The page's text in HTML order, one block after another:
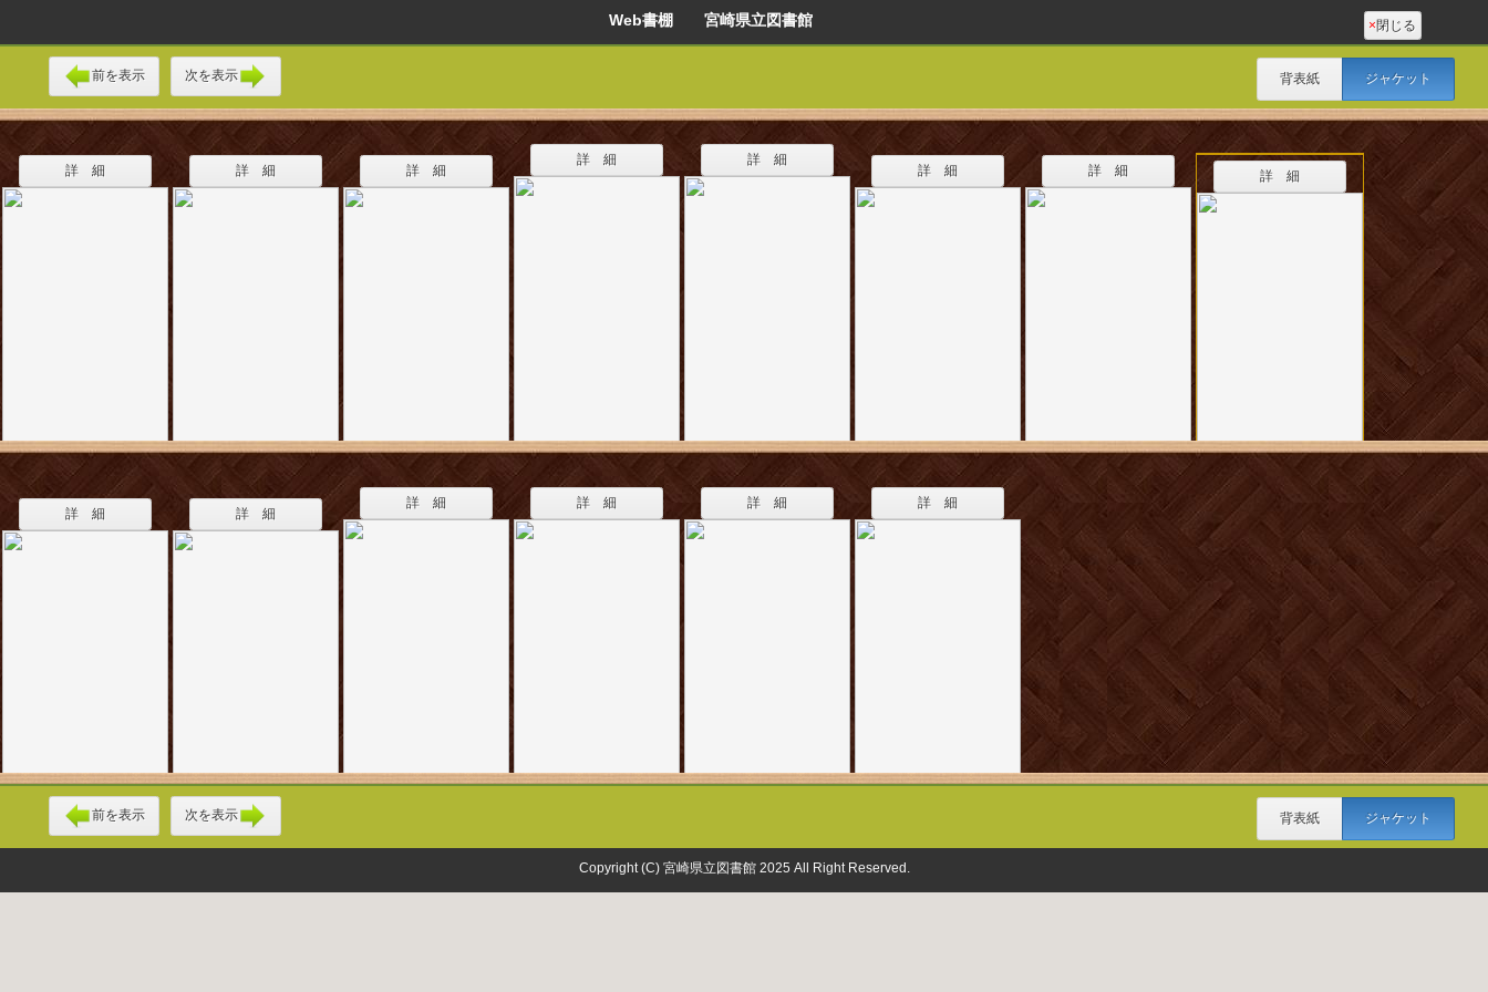
Web書棚 宮崎県立図書館 ×閉じる
前を表示 次を表示 背表紙 ジャケット
詳 細 詳 細 詳 細
詳 細 詳 細
詳 細 詳 細 詳 細
詳 細 詳 細
詳 細 詳 細 詳 細 詳 細
前を表示 次を表示 背表紙 ジャケット
Copyright (C) 宮崎県立図書館 2025 All Right Reserved.